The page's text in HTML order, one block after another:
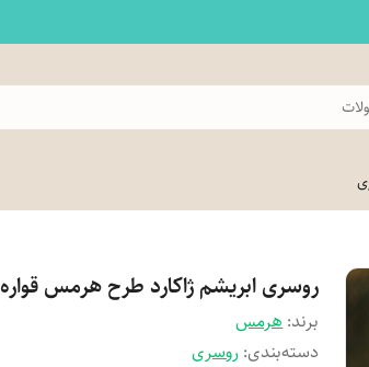
روسری ابریشم ژاکارد طرح هرمس قواره 100
برند:هرمس
دسته‌بندی: روسری